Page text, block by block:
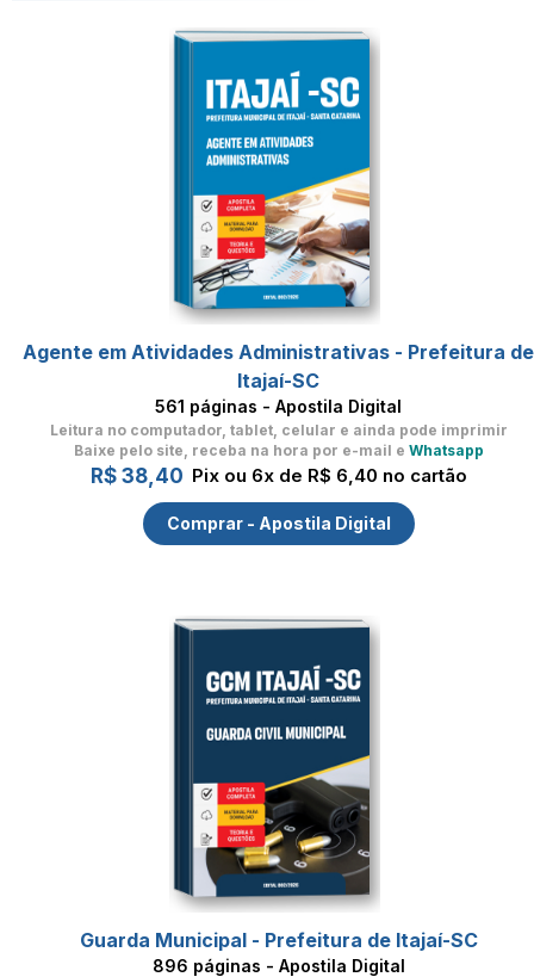
Agente em Atividades Administrativas - Prefeitura de
Itajaí-SC
561 páginas - Apostila Digital
Leitura no computador, tablet, celular e ainda pode imprimir
Baixe pelo site, receba na hora por e-mail e Whatsapp
R$ 38,40 Pix ou 6x de R$ 6,40 no cartão
Comprar - Apostila Digital
Guarda Municipal - Prefeitura de Itajaí-SC
896 páginas - Apostila Digital